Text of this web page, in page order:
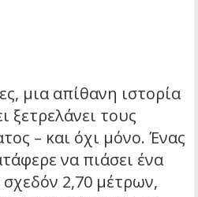
μια απίθανη ιστορία
ξετρελάνει τους
– και όχι μόνο. Ένας
να πιάσει ένα
2,70 μέτρων,